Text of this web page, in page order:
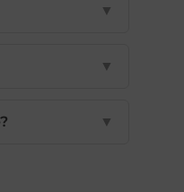
▼
▼
▼